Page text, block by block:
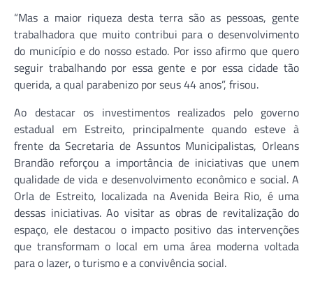
“Mas a maior riqueza desta terra são as pessoas, gente
trabalhadora que muito contribui para o desenvolvimento
do município e do nosso estado. Por isso afirmo que quero
seguir trabalhando por essa gente e por essa cidade tão
querida, a qual parabenizo por seus 44 anos”, frisou.
Ao destacar os investimentos realizados pelo governo
estadual em Estreito, principalmente quando esteve à
frente da Secretaria de Assuntos Municipalistas, Orleans
Brandão reforçou a importância de iniciativas que unem
qualidade de vida e desenvolvimento econômico e social. A
Orla de Estreito, localizada na Avenida Beira Rio, é uma
dessas iniciativas. Ao visitar as obras de revitalização do
espaço, ele destacou o impacto positivo das intervenções
que transformam o local em uma área moderna voltada
para o lazer, o turismo e a convivência social.